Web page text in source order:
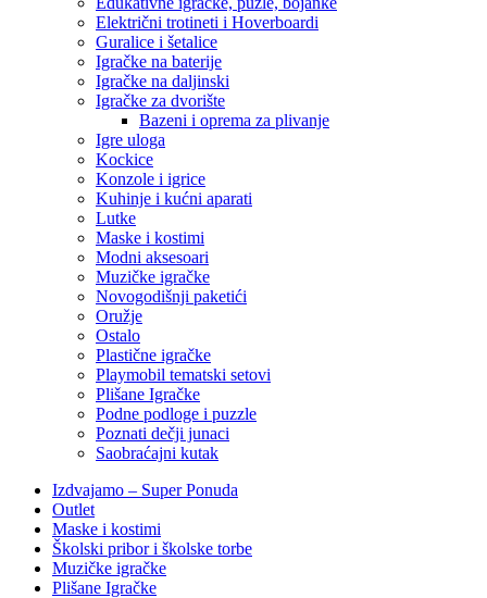
Električni trotineti i Hoverboardi
Guralice i šetalice
Igračke na baterije
Igračke na daljinski
‎Igračke za dvorište
Bazeni i oprema za plivanje
Igre uloga
Kockice
Konzole i igrice
Kuhinje i kućni aparati
Lutke
Maske i kostimi
Modni aksesoari
Muzičke igračke
Novogodišnji paketići
Oružje
Ostalo
Plastične igračke
Playmobil tematski setovi
Plišane Igračke
Podne podloge i puzzle
Poznati dečji junaci
Saobraćajni kutak
Izdvajamo – Super Ponuda
Outlet
Maske i kostimi
Školski pribor i školske torbe
Muzičke igračke
Plišane Igračke